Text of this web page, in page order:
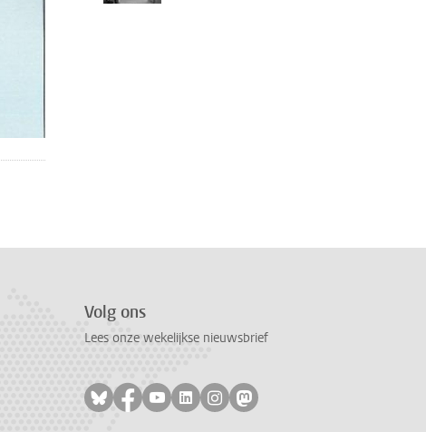
Volg ons
Lees onze wekelijkse nieuwsbrief
Volg ons op bluesky
Volg ons op facebook
Volg ons op youtube
Volg ons op linkedin
Volg ons op instagram
Volg ons op mastodon